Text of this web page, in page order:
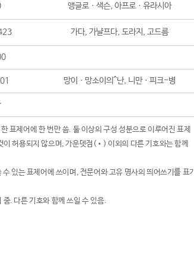
앵글로ㆍ색슨, 아프로ㆍ유라시아
가다, 가냘프다, 도라지, 고드름
망이ㆍ망소이의^난, 니만ㆍ피크-병
제어에 한 번만 씀. 둘 이상의 구성 성분으로 이루어진 표제
허용되지 않으며, 가운뎃점(•) 이외의 다른 기호와는 함께
있는 표제어에 쓰이며, 전문어와 고유 명사의 띄어쓰기를 표기
. 다른 기호와 함께 쓰일 수 있음.